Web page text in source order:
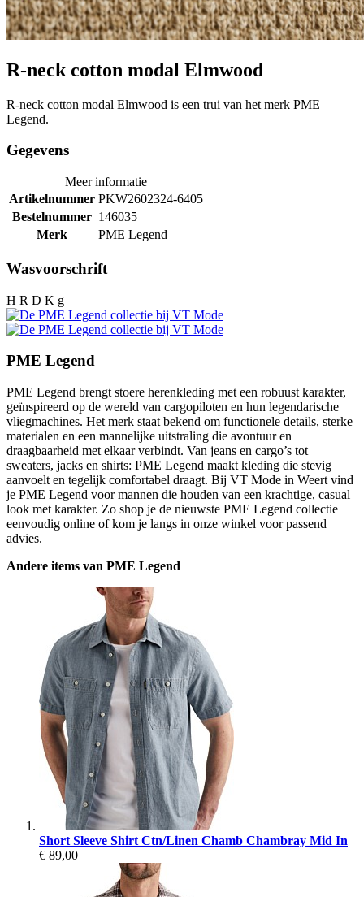
R-neck cotton modal Elmwood
R-neck cotton modal Elmwood is een trui van het merk PME
Legend.
Gegevens
Meer informatie
Artikelnummer PKW2602324-6405
Bestelnummer 146035
Merk
PME Legend
Wasvoorschrift
H R D K g
PME Legend
PME Legend brengt stoere herenkleding met een robuust karakter,
geïnspireerd op de wereld van cargopiloten en hun legendarische
vliegmachines. Het merk staat bekend om functionele details, sterke
materialen en een mannelijke uitstraling die avontuur en
draagbaarheid met elkaar verbindt. Van jeans en cargo’s tot
sweaters, jacks en shirts: PME Legend maakt kleding die stevig
aanvoelt en tegelijk comfortabel draagt. Bij VT Mode in Weert vind
je PME Legend voor mannen die houden van een krachtige, casual
look met karakter. Zo shop je de nieuwste PME Legend collectie
eenvoudig online of kom je langs in onze winkel voor passend
advies.
Andere items van PME Legend
Short Sleeve Shirt Ctn/Linen Chamb Chambray Mid In
€ 89,00